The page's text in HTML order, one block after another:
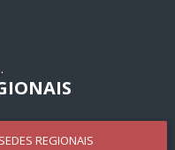
REGIONAIS